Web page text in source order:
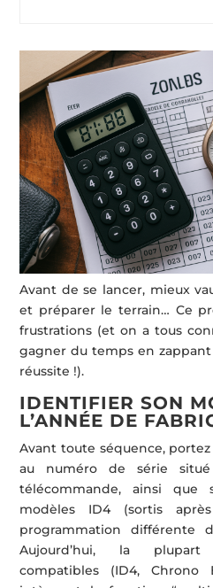
Avant de se lancer, mieux
et préparer le terrain… Ce
frustrations (et on a tous
gagner du temps en
réussite !).
IDENTIFIER SON
L’ANNÉE DE
Avant toute séquence,
au numéro de série
télécommande, ainsi
modèles ID4 (sortis
programmation différente
Aujourd’hui, la plupart
compatibles (ID4, Chrono